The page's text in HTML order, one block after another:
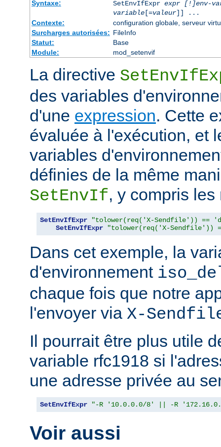
Syntaxe:
SetEnvIfExpr expr [!]env-
variable[=valeur]] ...
Contexte:
configuration globale, serveur
Surcharges autorisées: FileInfo
Statut:
Base
Module:
mod_setenvif
La directive
des variables
d'une expression. Cette
évaluée à l'exécution, et
variables
définies de la même
SetEnvIf, y compris
SetEnvIfExpr
"tolower(req('X-Sendfile')) ==
SetEnvIfExpr
"tolower(req('X-
Dans cet exemple, la
d'environnement
chaque fois que notre
l'envoyer via X-
Il pourrait être plus utile
variable rfc1918 si
une adresse privée au
SetEnvIfExpr "-R '10.0.0.0/8' || -R
Voir aussi